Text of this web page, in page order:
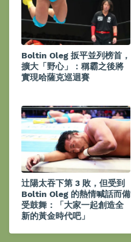
Boltin Oleg 扳平並列榜首，
擴大「野心」：稱霸之後將
實現哈薩克巡迴賽
辻陽太吞下第 3 敗，但受到
Boltin Oleg 的熱情喊話而備
受鼓舞：「大家一起創造全
新的黃金時代吧」